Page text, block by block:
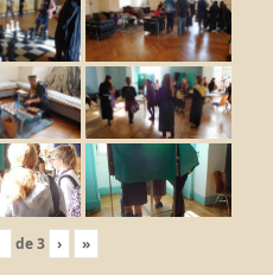
de3 › »